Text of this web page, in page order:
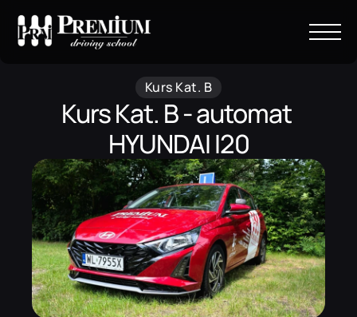
Kurs Kat. B
Kurs Kat. B - automat
HYUNDAI I20